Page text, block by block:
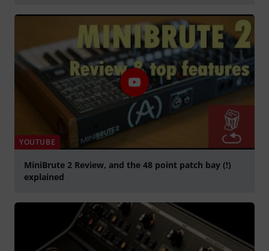
YOUTUBE
MiniBrute 2 Review, and the 48 point patch bay (!)
explained